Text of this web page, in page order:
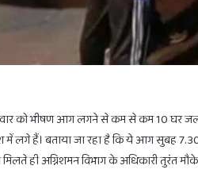
को भीषण आग लगने से कम से कम 10 घर
में लगे हैं। बताया जा रहा है कि ये आग सुबह
ही अग्निशमन विभाग के अधिकारी तुरंत
होली